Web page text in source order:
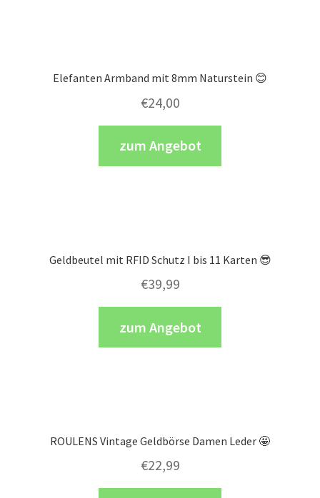
Elefanten Armband mit 8mm Naturstein 😊
€24,00
zum Angebot
Geldbeutel mit RFID Schutz I bis 11 Karten 😎
€39,99
zum Angebot
ROULENS Vintage Geldbörse Damen Leder 🤩
€22,99